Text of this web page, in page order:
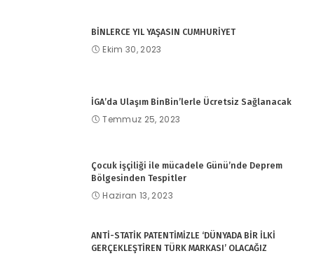
BİNLERCE YIL YAŞASIN CUMHURİYET
Ekim 30, 2023
İGA’da Ulaşım BinBin’lerle Ücretsiz Sağlanacak
Temmuz 25, 2023
Çocuk işçiliği ile mücadele Günü’nde Deprem
Bölgesinden Tespitler
Haziran 13, 2023
ANTİ-STATİK PATENTİMİZLE ‘DÜNYADA BİR İLKİ
GERÇEKLEŞTİREN TÜRK MARKASI’ OLACAĞIZ